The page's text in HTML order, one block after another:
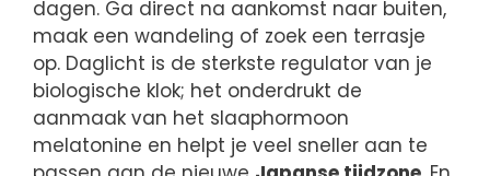
dagen. Ga direct na aankomst naar buiten,
maak een wandeling of zoek een terrasje
op. Daglicht is de sterkste regulator van je
biologische klok; het onderdrukt de
aanmaak van het slaaphormoon
melatonine en helpt je veel sneller aan te